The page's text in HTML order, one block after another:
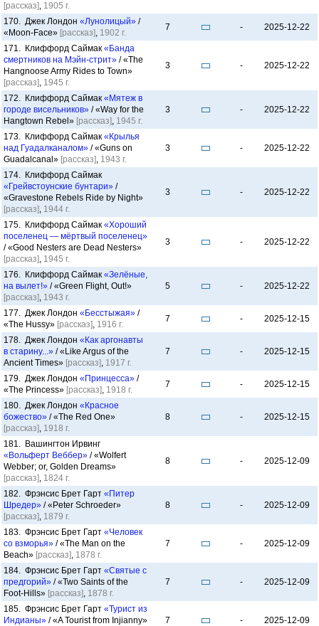
[рассказ], 1905 г.
170. Джек Лондон «Лунолицый» /
«Moon-Face» [рассказ], 1902 г.
7 - 2025-12-22
171. Клиффорд Саймак «Банда
смертников на Мэйн-стрит» / «The
Hangnoose Army Rides to Town»
[рассказ], 1945 г.
3 - 2025-12-22
172. Клиффорд Саймак «Мятеж в
городе висельников» / «Way for the
Hangtown Rebel» [рассказ], 1945 г.
3 - 2025-12-22
173. Клиффорд Саймак «Крылья
над Гуадалканалом» / «Guns on
Guadalcanal» [рассказ], 1943 г.
3 - 2025-12-22
174. Клиффорд Саймак
«Грейвстоунские бунтари» /
«Gravestone Rebels Ride by Night»
[рассказ], 1944 г.
3 - 2025-12-22
175. Клиффорд Саймак «Хороший
поселенец — мёртвый поселенец»
/ «Good Nesters are Dead Nesters»
[рассказ], 1945 г.
3 - 2025-12-22
176. Клиффорд Саймак «Зелёные,
на вылет!» / «Green Flight, Out!»
[рассказ], 1943 г.
5 - 2025-12-22
177. Джек Лондон «Бесстыжая» /
«The Hussy» [рассказ], 1916 г.
7 - 2025-12-15
178. Джек Лондон «Как аргонавты
в старину...» / «Like Argus of the
Ancient Times» [рассказ], 1917 г.
7 - 2025-12-15
179. Джек Лондон «Принцесса» /
«The Princess» [рассказ], 1918 г.
7 - 2025-12-15
180. Джек Лондон «Красное
божество» / «The Red One»
[рассказ], 1918 г.
8 - 2025-12-15
181. Вашингтон Ирвинг
«Вольферт Веббер» / «Wolfert
Webber; or, Golden Dreams»
[рассказ], 1824 г.
8 - 2025-12-09
182. Фрэнсис Брет Гарт «Питер
Шредер» / «Peter Schroeder»
[рассказ], 1879 г.
8 - 2025-12-09
183. Фрэнсис Брет Гарт «Человек
со взморья» / «The Man on the
Beach» [рассказ], 1878 г.
7 - 2025-12-09
184. Фрэнсис Брет Гарт «Святые с
предгорий» / «Two Saints of the
Foot-Hills» [рассказ], 1878 г.
7 - 2025-12-09
185. Фрэнсис Брет Гарт «Турист из
Индианы» / «A Tourist from Injianny»
7 - 2025-12-09